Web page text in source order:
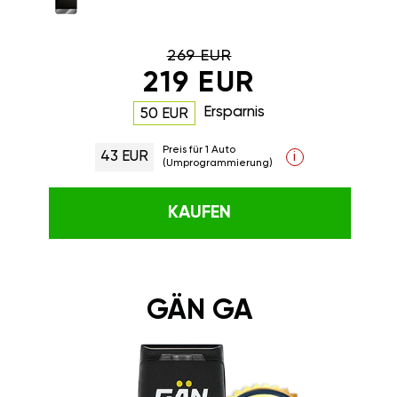
269 EUR
219 EUR
50 EUR Ersparnis
43 EUR
Preis für 1 Auto
(Umprogrammierung)
i
KAUFEN
GÄN GA